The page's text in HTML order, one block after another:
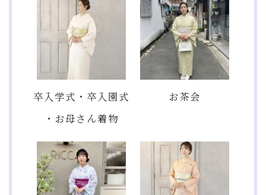
卒入学式・卒入園式
・お母さん着物
お茶会